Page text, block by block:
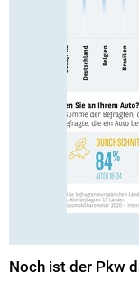
Noch ist der Pkw